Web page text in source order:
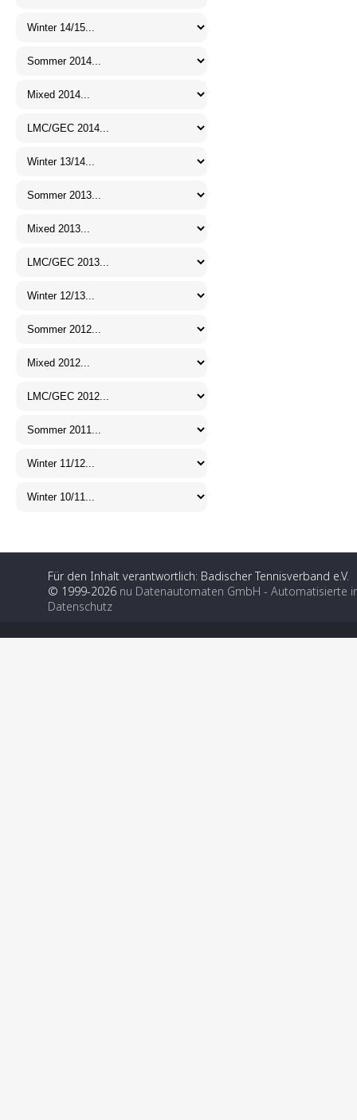
Für den Inhalt verantwortlich: Badischer Tennisverband e.V.
© 1999-2026 nu Datenautomaten GmbH - Automatisierte
Datenschutz